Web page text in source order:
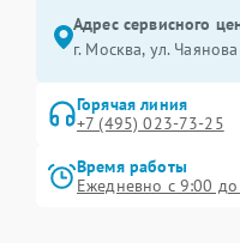
Адрес сервисного
г. Москва, ул.
Горячая линия
+7 (495) 023-73-25
Время работы
Ежедневно с 9:00